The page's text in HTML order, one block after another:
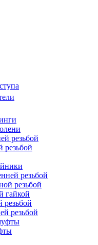
резьбой
резьбой
резьбой
резьбой
гайкой
резьбой